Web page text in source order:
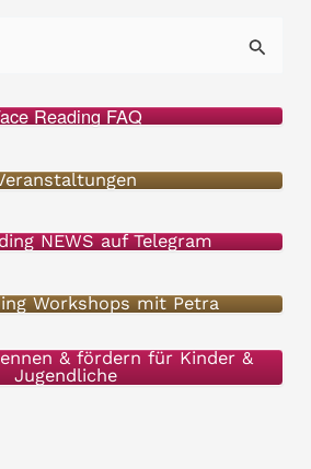
Reading FAQ
NEWS auf Telegram
Workshops mit Petra
& fördern für Kinder &
Jugendliche